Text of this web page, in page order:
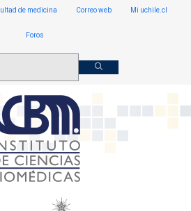
de medicina Correo web Mi uchile.cl
Foros